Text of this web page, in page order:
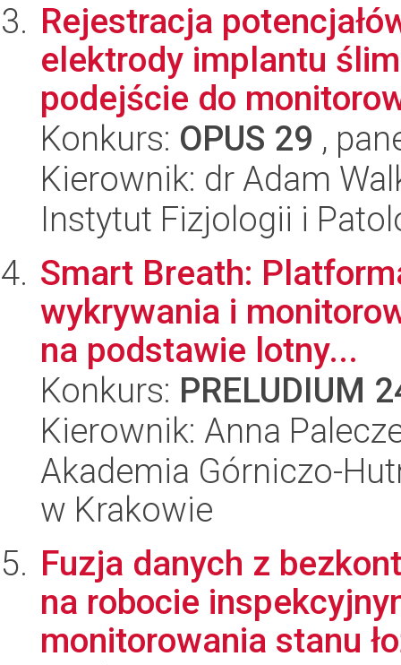
Rejestracja
elektrody implantu
podejście do
Konkurs: OPUS 29 ,
Kierownik: dr Adam
Instytut Fizjologii i
Smart Breath:
wykrywania i
na podstawie lotny...
Konkurs: PRELUDIUM
Kierownik: Anna
Akademia Górniczo-
w Krakowie
Fuzja danych z
na robocie
monitorowania stanu